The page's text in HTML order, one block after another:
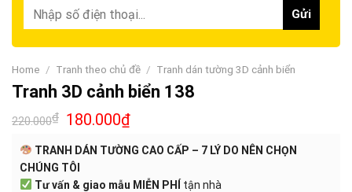
Home / Tranh theo chủ đề / Tranh dán tường 3D cảnh biển
Tranh 3D cảnh biển 138
220.000₫ 180.000₫
TRANH DÁN TƯỜNG CAO CẤP – 7 LÝ DO NÊN CHỌN
CHÚNG TÔI
Tư vấn & giao mẫu MIỄN PHÍ tận nhà